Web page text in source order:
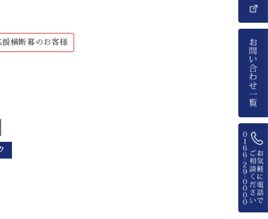
横断幕のお客様